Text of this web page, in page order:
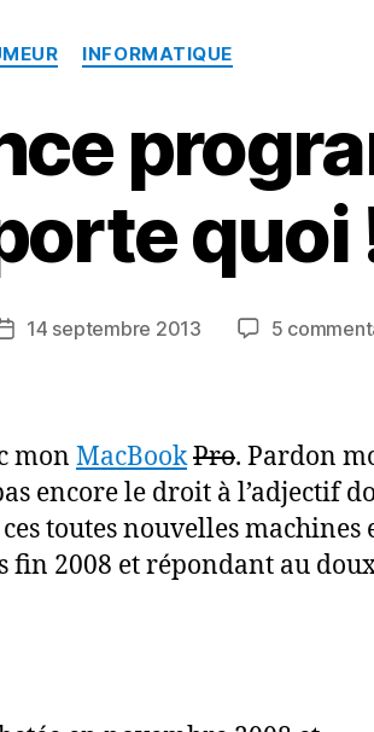
Catégories
INFORMATIQUE
quoi
Date14 septembre 2013 5
mon MacBookPro. Pardon
encore le droit à l’adjectif
toutes nouvelles machines
2008 et répondant au